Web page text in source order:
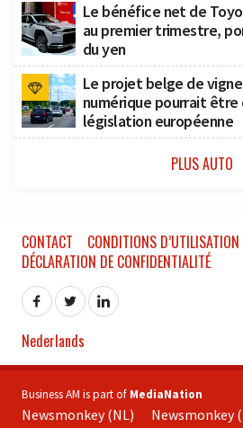
Le bénéfice net de
au premier trimestre,
du yen
Le projet belge de
numérique pourrait être
législation européenne
PLUS AUTO
CONTACT
CONDITIONS D’UTILISATION
DÉCLARATION DE CONFIDENTIALITÉ
Nederlands
Business AM is part of MediaNation
Newsmonkey (NL) Newsmonkey